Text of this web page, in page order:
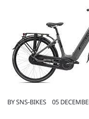
BYSNS-BIKES 05